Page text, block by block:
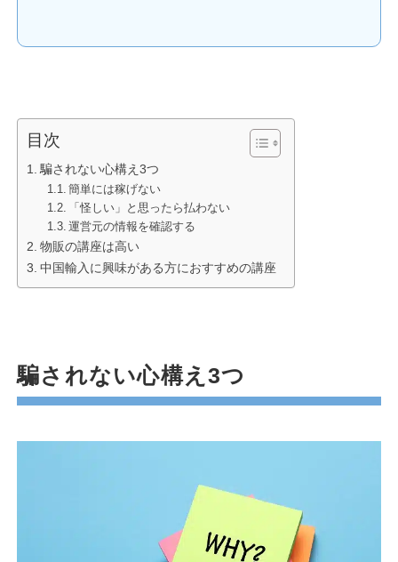
目次
騙されない心構え3つ
簡単には稼げない
「怪しい」と思ったら払わない
運営元の情報を確認する
物販の講座は高い
中国輸入に興味がある方におすすめの講座
騙されない心構え3つ